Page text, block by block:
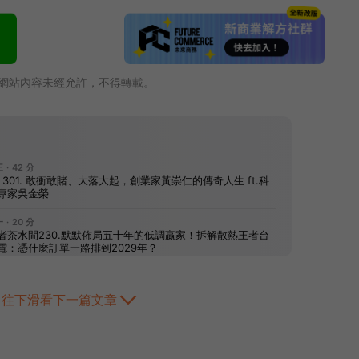
站內容未經允許，不得轉載。
往下滑看下一篇文章